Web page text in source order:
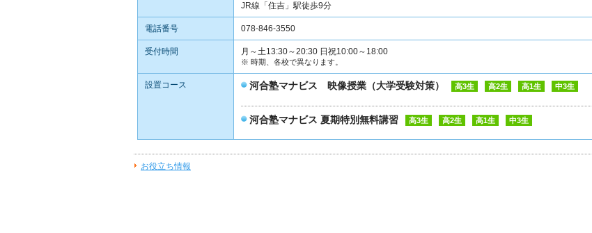
JR線「住吉」駅徒歩9分
電話番号 078-846-3550
受付時間 月～土13:30～20:30 日祝10:00～18:00
※ 時期、各校で異なります。
設置コース 河合塾マナビス 映像授業（大学受験対策） 高3生 高2生 高1生 中3生
河合塾マナビス 夏期特別無料講習 高3生 高2生 高1生 中3生
お役立ち情報